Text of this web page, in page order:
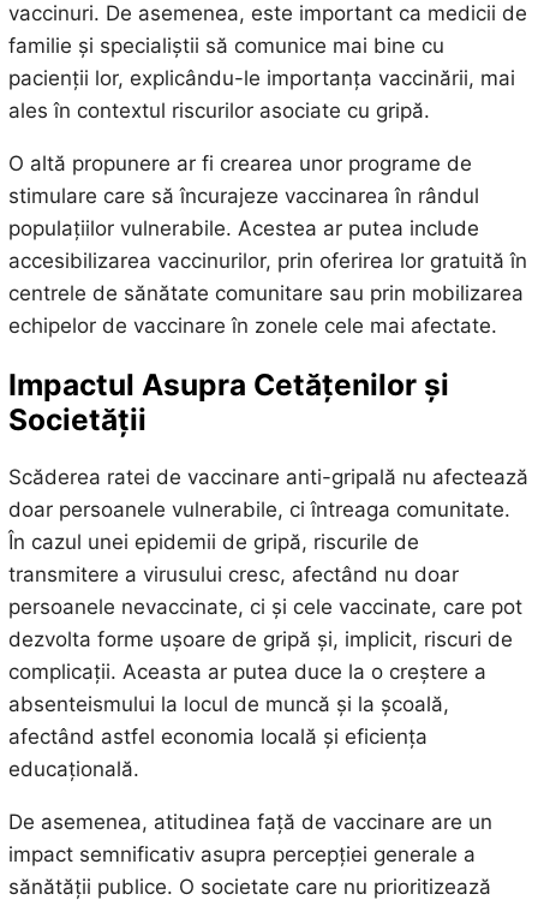
vaccinuri. De asemenea, este important ca medicii de
familie și specialiștii să comunice mai bine cu
pacienții lor, explicându-le importanța vaccinării, mai
ales în contextul riscurilor asociate cu gripă.
O altă propunere ar fi crearea unor programe de
stimulare care să încurajeze vaccinarea în rândul
populațiilor vulnerabile. Acestea ar putea include
accesibilizarea vaccinurilor, prin oferirea lor gratuită în
centrele de sănătate comunitare sau prin mobilizarea
echipelor de vaccinare în zonele cele mai afectate.
Impactul Asupra Cetățenilor și
Societății
Scăderea ratei de vaccinare anti-gripală nu afectează
doar persoanele vulnerabile, ci întreaga comunitate.
În cazul unei epidemii de gripă, riscurile de
transmitere a virusului cresc, afectând nu doar
persoanele nevaccinate, ci și cele vaccinate, care pot
dezvolta forme ușoare de gripă și, implicit, riscuri de
complicații. Aceasta ar putea duce la o creștere a
absenteismului la locul de muncă și la școală,
afectând astfel economia locală și eficiența
educațională.
De asemenea, atitudinea față de vaccinare are un
impact semnificativ asupra percepției generale a
sănătății publice. O societate care nu prioritizează